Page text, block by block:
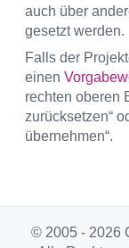
auch über
gesetzt werden.
Falls der
einen
rechten oberen
zurücksetzen“
übernehmen“.
© 2005 - 2026